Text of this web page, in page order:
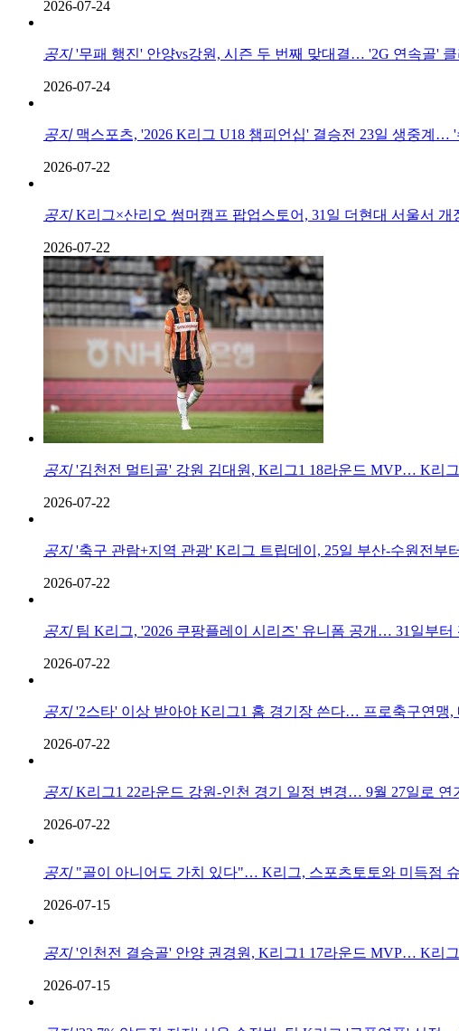
2026-07-24
공지'무패 행진' 안양vs강원, 시즌 두 번째 맞대결… '2G 연속골'
2026-07-24
공지맥스포츠, '2026 K리그 U18 챔피언십' 결승전 23일 생중계… '
2026-07-22
공지K리그×산리오 썸머캠프 팝업스토어, 31일 더현대 서울서
2026-07-22
공지'김천전 멀티골' 강원 김대원, K리그1 18라운드 MVP… K리그
2026-07-22
공지'축구 관람+지역 관광' K리그 트립데이, 25일 부산-수원전부
2026-07-22
공지팀 K리그, '2026 쿠팡플레이 시리즈' 유니폼 공개… 31일부터
2026-07-22
공지'2스타' 이상 받아야 K리그1 홈 경기장 쓴다… 프로축구연맹,
2026-07-22
공지K리그1 22라운드 강원-인천 경기 일정 변경… 9월 27일로 연
2026-07-22
공지"골이 아니어도 가치 있다"… K리그, 스포츠토토와 미득점
2026-07-15
공지'인천전 결승골' 안양 권경원, K리그1 17라운드 MVP… K리
2026-07-15